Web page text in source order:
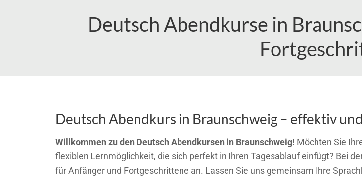
Deutsch Abendkurse in
Deutsch Abendkurs in Braunschweig – effektiv
Willkommen zu den Deutsch Abendkursen in Braunschweig! Möchten Sie
flexiblen Lernmöglichkeit, die sich perfekt in Ihren Tagesablauf einfügt? Bei
für Anfänger und Fortgeschrittene an. Lassen Sie uns gemeinsam Ihre